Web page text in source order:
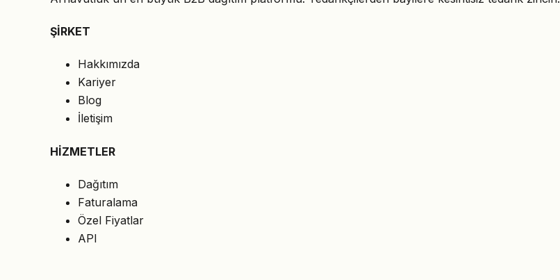
ŞİRKET
Hakkımızda
Kariyer
Blog
İletişim
HİZMETLER
Dağıtım
Faturalama
Özel Fiyatlar
API